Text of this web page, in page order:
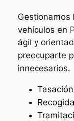
Gestionamos
vehículos en
ágil y
preocuparte
innecesarios.